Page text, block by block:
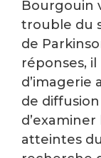
Bourgouin
trouble du
de
réponses,
d’imagerie
de
atteintes